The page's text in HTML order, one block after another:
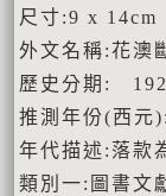
尺寸:9 x 14cm
外文名稱:花澳
歷史分期:
推測年份(西元
年代描述:落款
類別一:圖書文